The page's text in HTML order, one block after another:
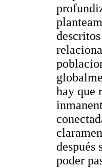
hay que
después
poder